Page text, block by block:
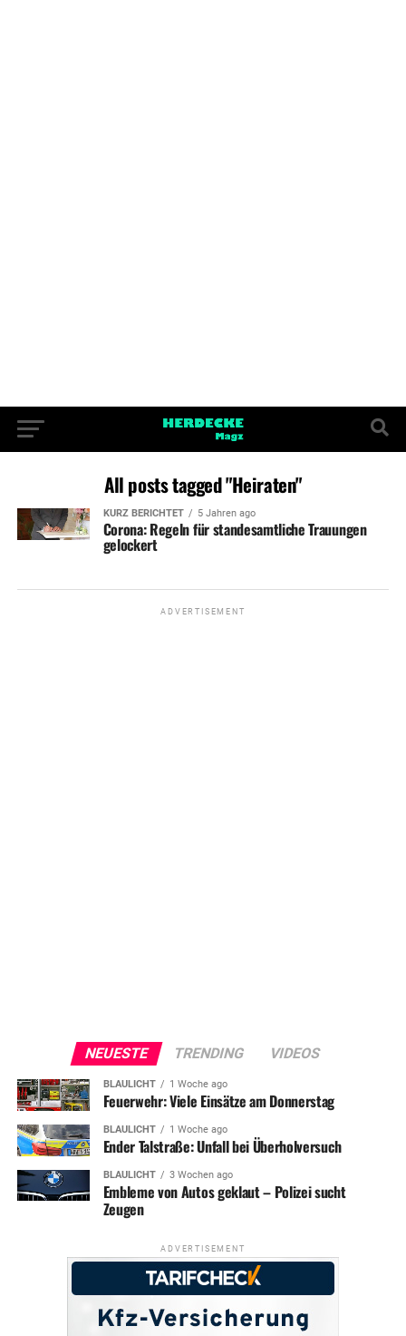
All posts tagged "Heiraten"
KURZ BERICHTET 5 Jahren ago
Corona: Regeln für standesamtliche Trauungen
gelockert
ADVERTISEMENT
NEUESTE TRENDING VIDEOS
BLAULICHT 1 Woche ago
Feuerwehr: Viele Einsätze am Donnerstag
BLAULICHT 1 Woche ago
Ender Talstraße: Unfall bei Überholversuch
BLAULICHT 3 Wochen ago
Embleme von Autos geklaut – Polizei sucht
Zeugen
ADVERTISEMENT